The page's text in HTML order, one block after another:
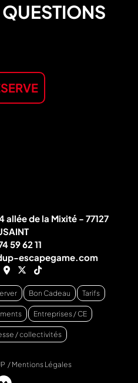
allée de la Mixité - 77127
59 62 11
escapegame.com
Bon Cadeau Tarifs
Entreprises / CE
/ collectivités
/ Mentions Légales